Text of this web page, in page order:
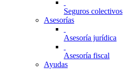
Seguros colectivos
Asesorías
Asesoría jurídica
Asesoría fiscal
Ayudas